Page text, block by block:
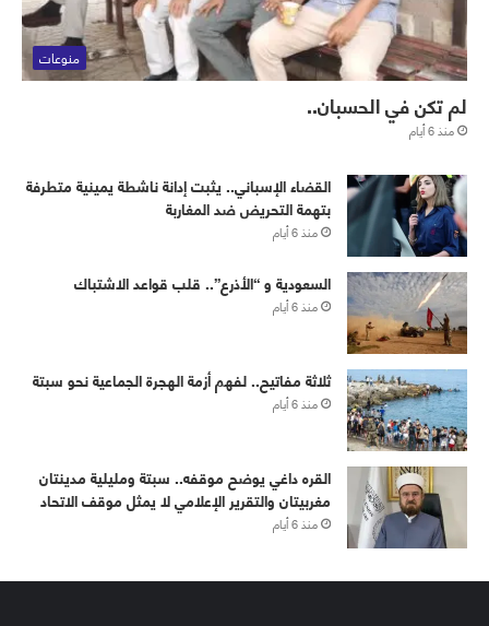
منوعات
لم تكن في الحسبان..
منذ 6 أيام
القضاء الإسباني.. يثبت إدانة ناشطة يمينية متطرفة
بتهمة التحريض ضد المغاربة
منذ 6 أيام
‏⁧‫السعودية‬⁩ و “الأذرع”.. قلب قواعد الاشتباك
منذ 6 أيام
ثلاثة مفاتيح.. لفهم أزمة الهجرة الجماعية نحو سبتة
منذ 6 أيام
القره داغي يوضح موقفه.. سبتة ومليلية مدينتان
مغربيتان والتقرير الإعلامي لا يمثل موقف الاتحاد
منذ 6 أيام